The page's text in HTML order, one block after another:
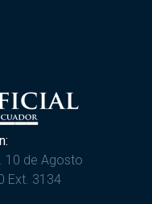
10 de Agosto
Ext. 3134